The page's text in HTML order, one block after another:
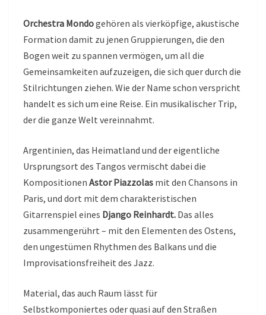
Orchestra Mondogehören als vierköpfige, akustische
Formation damit zu jenen Gruppierungen, die den
Bogen weit zu spannen vermögen, um all die
Gemeinsamkeiten aufzuzeigen, die sich quer durch die
Stilrichtungen ziehen. Wie der Name schon verspricht
handelt es sich um eine Reise. Ein musikalischer Trip,
der die ganze Welt vereinnahmt.
Argentinien, das Heimatland und der eigentliche
Ursprungsort des Tangos vermischt dabei die
Kompositionen Astor Piazzolas mit den Chansons in
Paris, und dort mit dem charakteristischen
Gitarrenspiel eines Django Reinhardt. Das alles
zusammengerührt – mit den Elementen des Ostens,
den ungestümen Rhythmen des Balkans und die
Improvisationsfreiheit des Jazz.
Material, das auch Raum lässt für
Selbstkomponiertes oder quasi auf den Straßen